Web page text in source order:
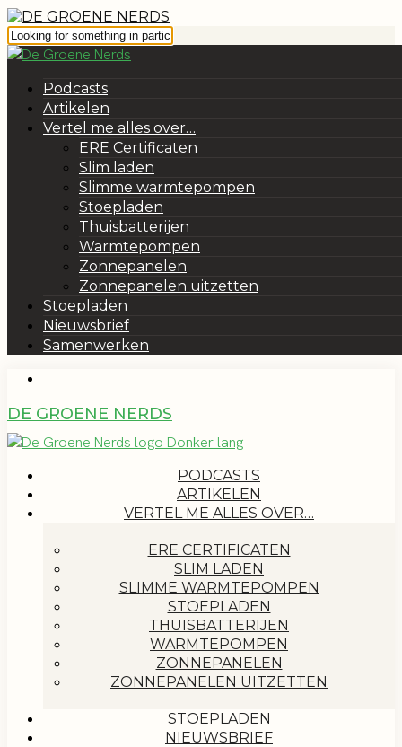
Podcasts
Artikelen
Vertel me alles over…
ERE Certificaten
Slim laden
Slimme warmtepompen
Stoepladen
Thuisbatterijen
Warmtepompen
Zonnepanelen
Zonnepanelen uitzetten
Stoepladen
Nieuwsbrief
Samenwerken
DE GROENE NERDS
PODCASTS
ARTIKELEN
VERTEL ME ALLES OVER…
ERE CERTIFICATEN
SLIM LADEN
SLIMME WARMTEPOMPEN
STOEPLADEN
THUISBATTERIJEN
WARMTEPOMPEN
ZONNEPANELEN
ZONNEPANELEN UITZETTEN
STOEPLADEN
NIEUWSBRIEF